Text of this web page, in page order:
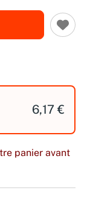
6,17 €
panier avant